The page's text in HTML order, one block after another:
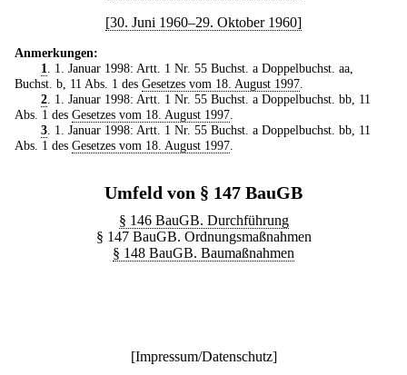
[30. Juni 1960–29. Oktober 1960]
Anmerkungen:
1
. 1. Januar 1998: Artt. 1 Nr. 55 Buchst. a Doppelbuchst. aa,
Buchst. b, 11 Abs. 1 des Gesetzes vom 18. August 1997
2. 1. Januar 1998: Artt. 1 Nr. 55 Buchst. a Doppelbuchst. bb, 11
Abs. 1 des Gesetzes vom 18. August 1997
3. 1. Januar 1998: Artt. 1 Nr. 55 Buchst. a Doppelbuchst. bb, 11
Abs. 1 des Gesetzes vom 18. August 1997
Umfeld von § 147 BauGB
§ 146 BauGB. Durchführung
§ 147 BauGB. Ordnungsmaßnahmen
§ 148 BauGB. Baumaßnahmen
[Impressum/Datenschutz]